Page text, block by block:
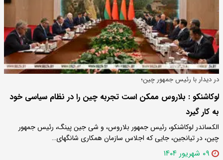
در دیدار با رئیس جمهور چین؛
لوکاشنکو : بلاروس ممکن است تجربه چین را در نظام سیاسی خود
به کار گیرد
الکساندر لوکاشنکو، رئیس جمهور بلاروس، و شی جین پینگ، رئیس جمهور
چین، در تیانجین، جایی که اجلاس سازمان همکاری شانگهای…
۰۹ شهریور ۱۴۰۴